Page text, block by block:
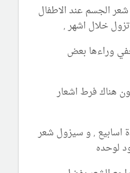
شعر الجسم عند الاطفال
خلال اشهر ,
وراءها بعض
هناك فرط اشعار
اسابيع , و سيزول شعر
لوحده